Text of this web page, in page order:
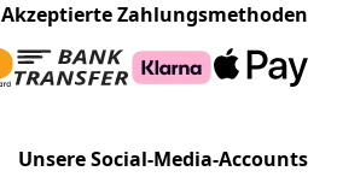
Akzeptierte Zahlungsmethoden
Unsere Social-Media-Accounts